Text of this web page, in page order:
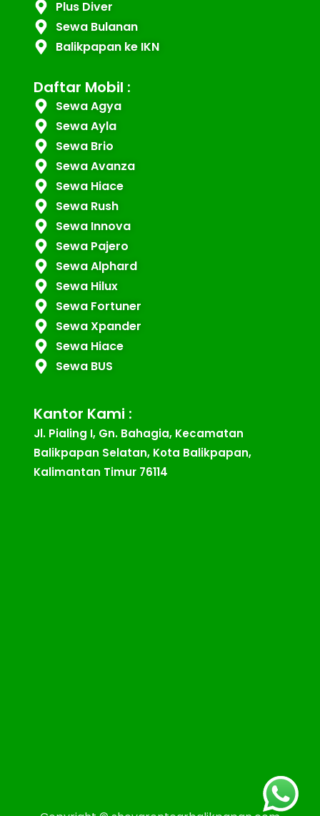
Plus Diver
Sewa Bulanan
Balikpapan ke IKN
Daftar Mobil :
Sewa Agya
Sewa Ayla
Sewa Brio
Sewa Avanza
Sewa Hiace
Sewa Rush
Sewa Innova
Sewa Pajero
Sewa Alphard
Sewa Hilux
Sewa Fortuner
Sewa Xpander
Sewa Hiace
Sewa BUS
Kantor Kami :
Jl. Pialing I, Gn. Bahagia, Kecamatan
Balikpapan Selatan, Kota Balikpapan,
Kalimantan Timur 76114